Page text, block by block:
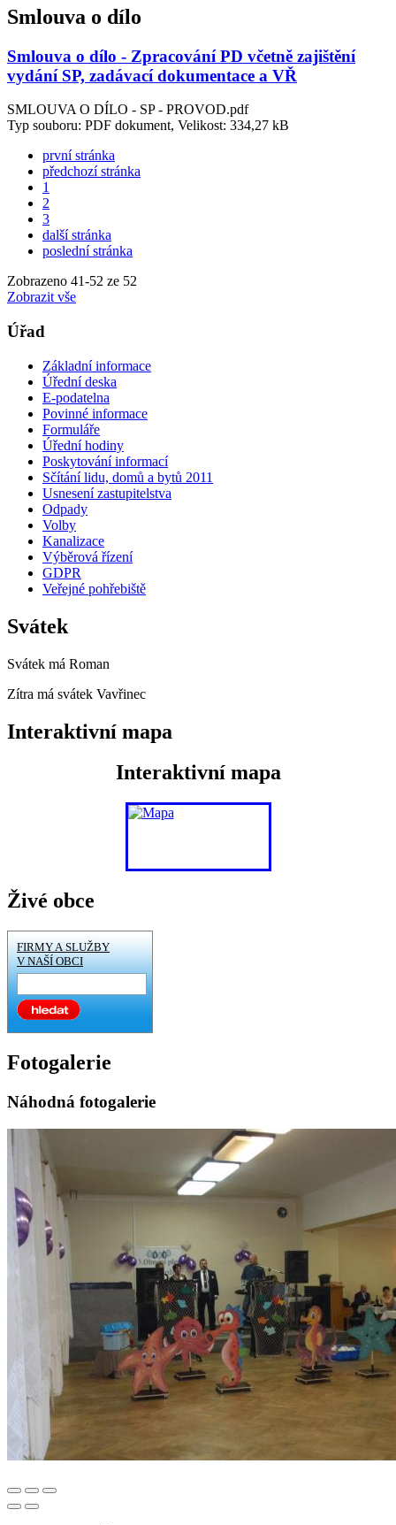
Smlouva o dílo
Smlouva o dílo - Zpracování PD včetně zajištění
vydání SP, zadávací dokumentace a VŘ
SMLOUVA O DÍLO - SP - PROVOD.pdf
Typ souboru: PDF dokument, Velikost: 334,27 kB
první stránka
předchozí stránka
1
2
3
další stránka
poslední stránka
Zobrazeno 41-52 ze 52
Zobrazit vše
Úřad
Základní informace
Úřední deska
E-podatelna
Povinné informace
Formuláře
Úřední hodiny
Poskytování informací
Sčítání lidu, domů a bytů 2011
Usnesení zastupitelstva
Odpady
Volby
Kanalizace
Výběrová řízení
GDPR
Veřejné pohřebiště
Svátek
Svátek má Roman
Zítra má svátek Vavřinec
Interaktivní mapa
Interaktivní mapa
Živé obce
FIRMY A SLUŽBY
V NAŠÍ OBCI
Fotogalerie
Náhodná fotogalerie